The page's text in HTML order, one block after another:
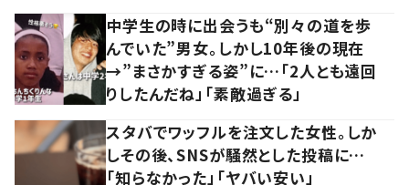
中学生の時に出会うも“別々の道を歩
んでいた”男女。しかし10年後の現在
→”まさかすぎる姿”に…「2人とも遠回
りしたんだね」「素敵過ぎる」
スタバでワッフルを注文した女性。しか
しその後、SNSが騒然とした投稿に…
「知らなかった」「ヤバい安い」